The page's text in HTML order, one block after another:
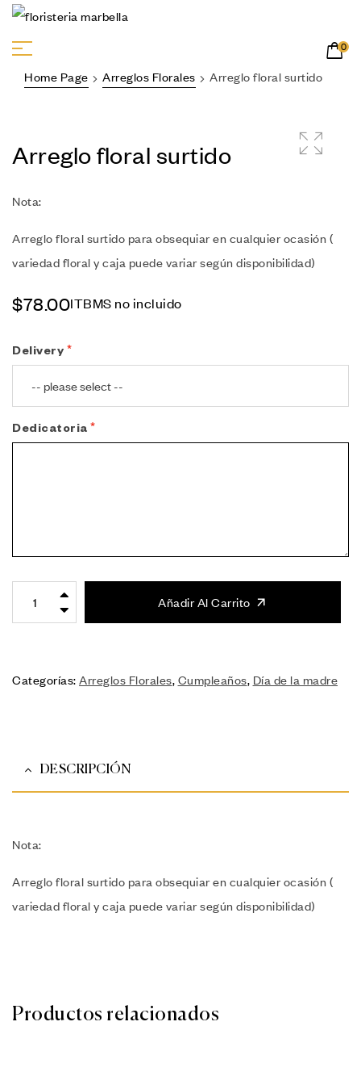
0
Home Page Arreglos Florales Arreglo floral surtido
Arreglo floral surtido
Nota:
Arreglo floral surtido para obsequiar en cualquier ocasión (
variedad floral y caja puede variar según disponibilidad)
$78.00ITBMS no incluido
Delivery
Dedicatoria
Añadir Al Carrito
Categorías: Arreglos Florales, Cumpleaños, Día de la madre
DESCRIPCIÓN
Nota:
Arreglo floral surtido para obsequiar en cualquier ocasión (
variedad floral y caja puede variar según disponibilidad)
Productos relacionados